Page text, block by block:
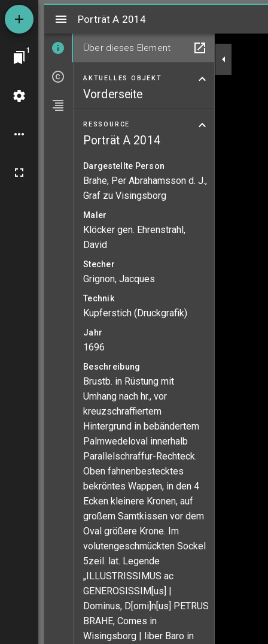
1
MiradorPorträt A 2014
Über dieses Element
AKTUELLES OBJEKT
Vorderseite
RESSOURCE
Porträt A 2014
Dargestellte Person
Brahe, Per Abrahamsson d. J.,
Graf zu Visingsborg
Maler
Klöcker gen. Ehrenstrahl,
David
Stecher
Grignon, Jacques
Technik
Kupferstich (Druckgrafik)
Jahr
1696
Beschreibung
Brustb. in Rüstung mit
Umhang nach hr., vor
kreuzschraffiertem
Hintergrund in bebändertem
Palmwedeloval innerhalb
Parallelschraffur-Rechteck.
Oben fahnenbestecktes
bekröntes Wappen, in den 4
Ecken kleinere Kronen, auf
großem Samtkissen vor dem
Oval größere Krone. Im
volutengeschmückten Sockel
5zeil. lat. Legende
„ILLUSTRISSIMUS ac
GENEROSISSIM[us] |
Dominus, D[omi]n[us] PETRUS
BRAHE, Comes in
Wisingsborg | liber Baro in
Porträt A 2014